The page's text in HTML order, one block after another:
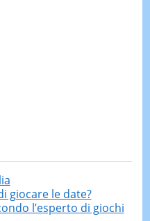
giocare le date?
l’esperto di giochi